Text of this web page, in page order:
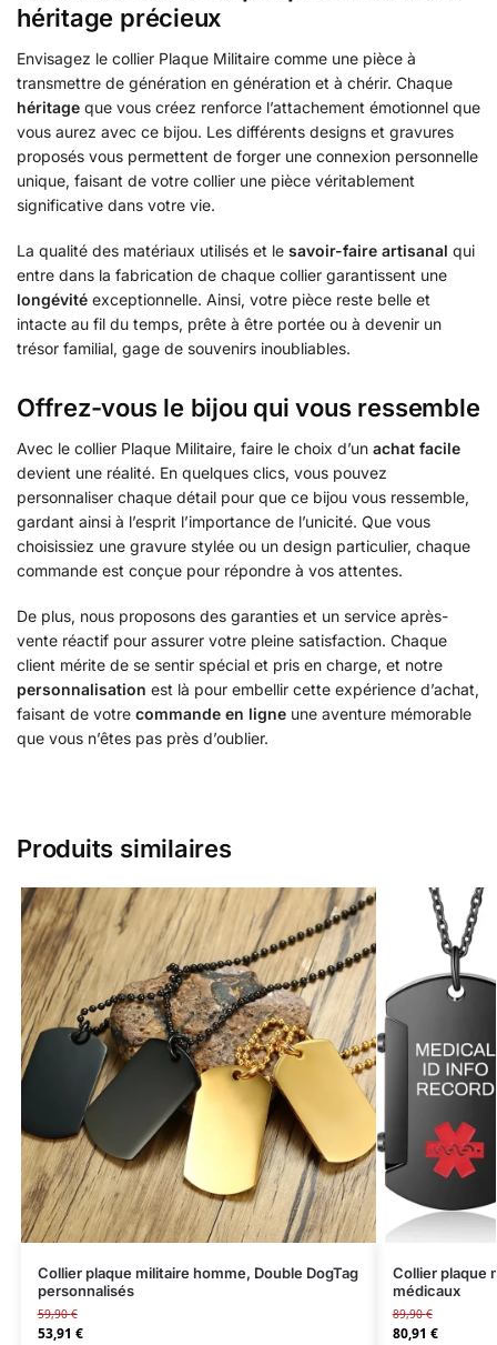
héritage précieux
Envisagez le collier Plaque Militaire comme une pièce à
transmettre de génération en génération et à chérir. Chaque
héritage que vous créez renforce l’attachement émotionnel que
vous aurez avec ce bijou. Les différents designs et gravures
proposés vous permettent de forger une connexion personnelle
unique, faisant de votre collier une pièce véritablement
significative dans votre vie.
La qualité des matériaux utilisés et le savoir-faire artisanal qui
entre dans la fabrication de chaque collier garantissent une
longévité exceptionnelle. Ainsi, votre pièce reste belle et
intacte au fil du temps, prête à être portée ou à devenir un
trésor familial, gage de souvenirs inoubliables.
Offrez-vous le bijou qui vous ressemble
Avec le collier Plaque Militaire, faire le choix d’un achat facile
devient une réalité. En quelques clics, vous pouvez
personnaliser chaque détail pour que ce bijou vous ressemble,
gardant ainsi à l’esprit l’importance de l’unicité. Que vous
choisissiez une gravure stylée ou un design particulier, chaque
commande est conçue pour répondre à vos attentes.
De plus, nous proposons des garanties et un service après-
vente réactif pour assurer votre pleine satisfaction. Chaque
client mérite de se sentir spécial et pris en charge, et notre
personnalisation est là pour embellir cette expérience d’achat,
faisant de votre commande en ligne une aventure mémorable
que vous n’êtes pas près d’oublier.
Produits similaires
Collier plaque militaire homme, Double DogTag
personnalisés
59,90€
53,91 €
Collier plaque
médicaux
89,90€
80,91 €